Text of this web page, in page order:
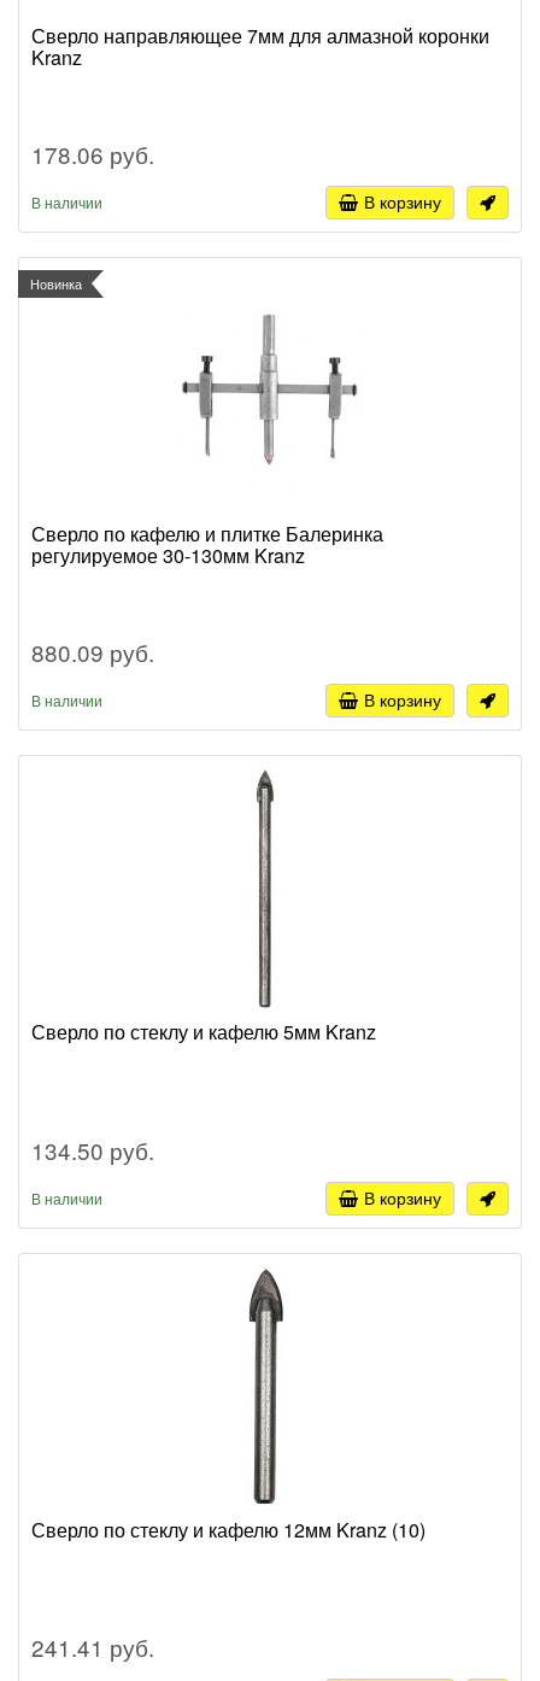
Сверло направляющее 7мм для алмазной коронки
Kranz
178.06 руб.
В наличии В корзину
Новинка
Сверло по кафелю и плитке Балеринка
регулируемое 30-130мм Kranz
880.09 руб.
В наличии В корзину
Сверло по стеклу и кафелю 5мм Kranz
134.50 руб.
В наличии В корзину
Сверло по стеклу и кафелю 12мм Kranz (10)
241.41 руб.